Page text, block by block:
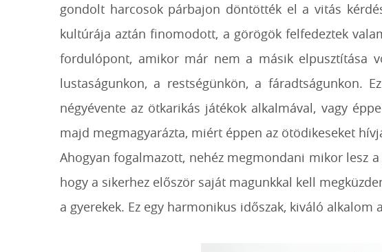
gondolt harcosok párbajon döntötték el a vitás
kultúrája aztán finomodott, a görögök felfedeztek
fordulópont, amikor már nem a másik elpusztítása
lustaságunkon, a restségünkön, a fáradtságunkon.
négyévente az ötkarikás játékok alkalmával, vagy
majd megmagyarázta, miért éppen az ötödikeseket
Ahogyan fogalmazott, nehéz megmondani mikor lesz
hogy a sikerhez először saját magunkkal kell
a gyerekek. Ez egy harmonikus időszak, kiváló alkalom